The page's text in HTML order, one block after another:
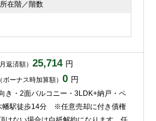
所在階／階数
返済額） 25,714 円
（ボーナス時加算額） 0 円
き・2面バルコニー・3LDK+納戸・ペ
幡駅徒歩14分 ※任意売却に付き債権